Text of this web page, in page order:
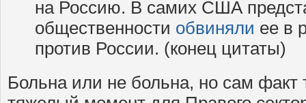
на Россию. В самих США
общественности обвиняли ее в
против России. (конец цитаты)
Больна или не больна, но сам факт